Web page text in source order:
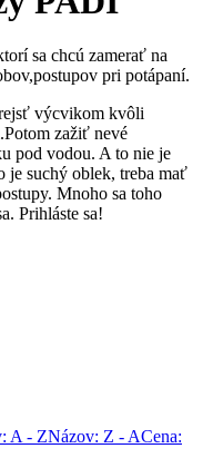
sa chcú zamerať na
pri potápaní.
výcvikom kvôli
zažiť nevé
pod vodou. A to nie je
je suchý oblek, treba mať
Mnoho sa toho
Prihláste sa!
A - ZNázov: Z - ACena: